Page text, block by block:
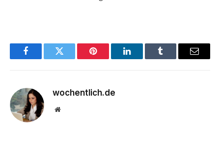
FacebookTwitter Pinterest LinkedInTumblr Email
wochentlich.de
Website